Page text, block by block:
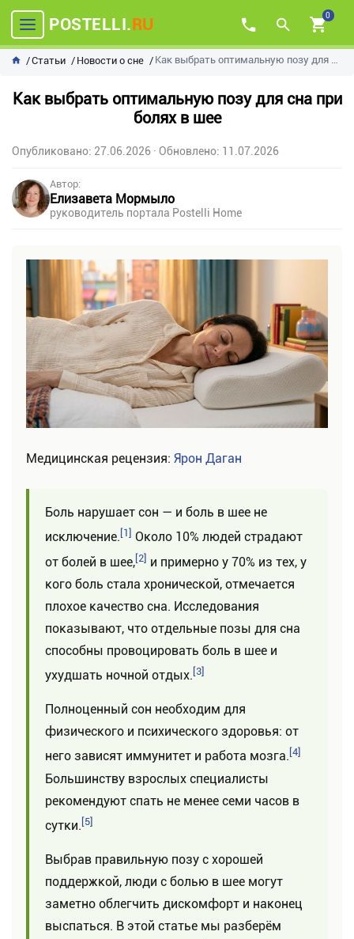
POSTELLI.RU 0
Статьи Новости о сне Как выбрать оптимальную позу для сна при болях в шее
Как выбрать оптимальную позу для сна при
болях в шее
Опубликовано: 27.06.2026 · Обновлено: 11.07.2026
Автор:
Елизавета Мормыло
руководитель портала Postelli Home
Медицинская рецензия: Ярон Даган
Боль нарушает сон — и боль в шее не
исключение. [1] Около 10% людей страдают
от болей в шее,[2] и примерно у 70% из тех, у
кого боль стала хронической, отмечается
плохое качество сна. Исследования
показывают, что отдельные позы для сна
способны провоцировать боль в шее и
ухудшать ночной отдых. [3]
Полноценный сон необходим для
физического и психического здоровья: от
него зависят иммунитет и работа мозга. [4]
Большинству взрослых специалисты
рекомендуют спать не менее семи часов в
сутки.[5]
Выбрав правильную позу с хорошей
поддержкой, люди с болью в шее могут
заметно облегчить дискомфорт и наконец
выспаться. В этой статье мы разберём